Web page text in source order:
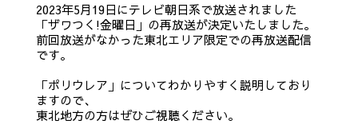
2023年5月19日にテレビ朝日系で放送されました
「ザワつく!金曜日」の再放送が決定いたしました。
前回放送がなかった東北エリア限定での再放送配信
です。
「ポリウレア」についてわかりやすく説明しており
ますので、
東北地方の方はぜひご視聴ください。